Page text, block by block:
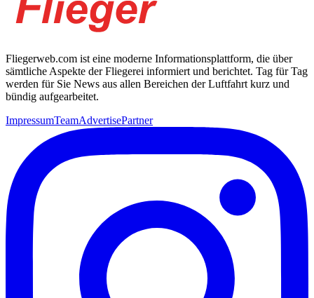
Fliegerweb.com ist eine moderne Informationsplattform, die über
sämtliche Aspekte der Fliegerei informiert und berichtet. Tag für Tag
werden für Sie News aus allen Bereichen der Luftfahrt kurz und
bündig aufgearbeitet.
ImpressumTeamAdvertisePartner